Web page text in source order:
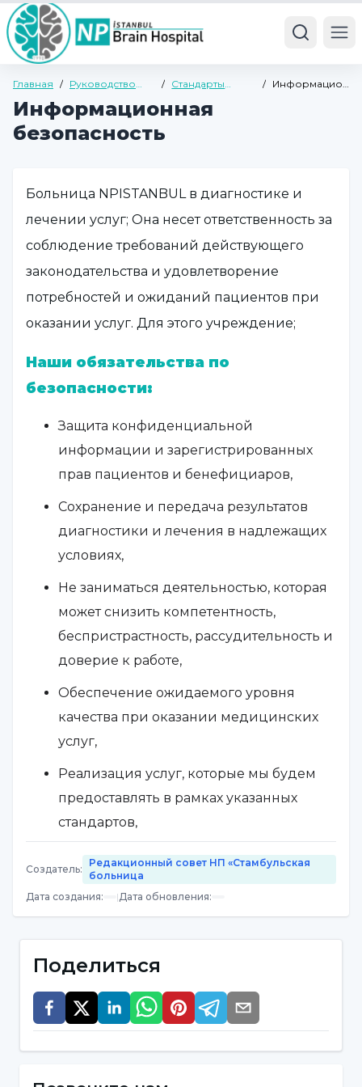
Главная / Руководство
гостей
/ Стандарты
пациентов
/
Информационная
безопасность
Больница NPISTANBUL в диагностике и
лечении услуг; Она несет ответственность за
соблюдение требований действующего
законодательства и удовлетворение
потребностей и ожиданий пациентов при
оказании услуг. Для этого учреждение;
Наши обязательства по
безопасности:
Защита конфиденциальной
информации и зарегистрированных
прав пациентов и бенефициаров,
Сохранение и передача результатов
диагностики и лечения в надлежащих
условиях,
Не заниматься деятельностью, которая
может снизить компетентность,
беспристрастность, рассудительность и
доверие к работе,
Обеспечение ожидаемого уровня
качества при оказании медицинских
услуг,
Реализация услуг, которые мы будем
предоставлять в рамках указанных
стандартов,
Компания обязуется не передавать
такую информацию третьим лицам,
учреждениям или организациям,
обязательствами.
Информационная безопасность
Создатель:
Редакционный совет НП «Стамбульская
больница
Дата создания: |Дата обновления:
Поделиться